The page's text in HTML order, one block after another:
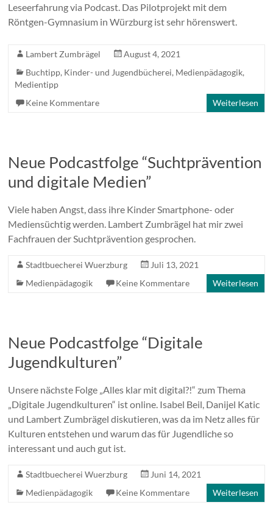
Leseerfahrung via Podcast. Das Pilotprojekt mit dem
Röntgen-Gymnasium in Würzburg ist sehr hörenswert.
Lambert Zumbrägel
August 4, 2021
Buchtipp, Kinder- und Jugendbücherei, Medienpädagogik,
Medientipp
Keine Kommentare
Weiterlesen
Neue Podcastfolge “Suchtprävention
und digitale Medien”
Viele haben Angst, dass ihre Kinder Smartphone- oder
Mediensüchtig werden. Lambert Zumbrägel hat mir zwei
Fachfrauen der Suchtprävention gesprochen.
Stadtbuecherei Wuerzburg
Juli 13, 2021
Medienpädagogik
Keine Kommentare Weiterlesen
Neue Podcastfolge “Digitale
Jugendkulturen”
Unsere nächste Folge „Alles klar mit digital?!“ zum Thema
„Digitale Jugendkulturen“ ist online. Isabel Beil, Danijel Katic
und Lambert Zumbrägel diskutieren, was da im Netz alles für
Kulturen entstehen und warum das für Jugendliche so
interessant und auch gut ist.
Stadtbuecherei Wuerzburg
Juni 14, 2021
Medienpädagogik
Keine Kommentare Weiterlesen